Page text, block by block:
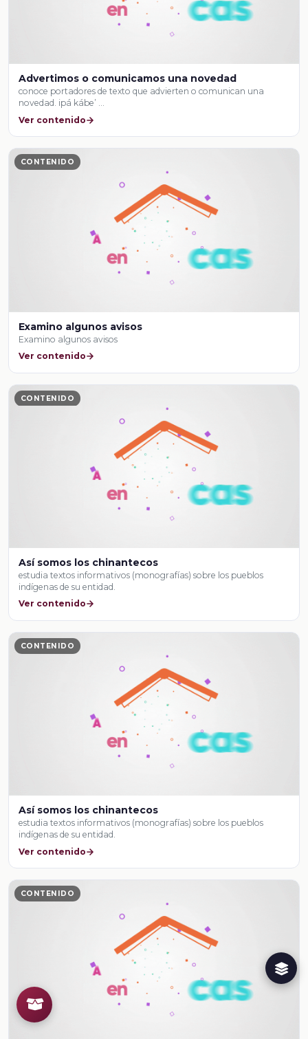
Advertimos o comunicamos una novedad
conoce portadores de texto que advierten o comunican una
novedad. ipá kábe’ …
Ver contenido
CONTENIDO
Examino algunos avisos
Examino algunos avisos
Ver contenido
CONTENIDO
Así somos los chinantecos
estudia textos informativos (monografías) sobre los pueblos
indígenas de su entidad.
Ver contenido
CONTENIDO
Así somos los chinantecos
estudia textos informativos (monografías) sobre los pueblos
indígenas de su entidad.
Ver contenido
CONTENIDO